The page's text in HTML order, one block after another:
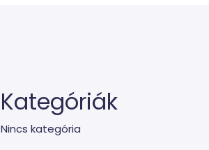
Kategóriák
Nincs kategória